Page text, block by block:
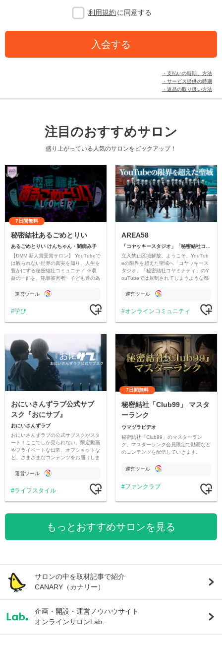
利用規約 に同意する
入会する
・支払いの時期、方法
・サービス提供の時期
・返品の取り扱い方法
注目のおすすめサロン
盛り上がっている人気のサロンをピックアップ！
7日間無料
秘密結社あるごめとりい
あるごめとりい けんちゃん・闇病み子
【DMM 新人賞受賞サロン】 YouTubeで
は観られない世界の真実を知り、人生を
豊かにする秘密結社コミュニティ ※収
益の一部を、犯罪被害者・子ども達の為
す運営ツール
学び
AREA58
立入禁止区域解放。ようこそ、YouTub
eの限界を超えた聖域へ「コヤッキース
タジオ」「秘密結社コヤミナティ」のY
ouTubeでは規制されてしまうような都
公開。
運営ツール
オンラインコミュニティ
おにいさんずラブ公式サブ
スク『おにサブ』
おにいさんずラブ
おにいさんずラブの公式サブスクがスタ
ート！ここでしか見られない、限定動画
やプライベートな日常、オフショットな
ど、さまざまなコンテンツをお届けしま
運営ツール
ライフスタイル
7日間無料
秘密結社「Club99」 マスタ
ーランク
ウマヅラビデオ
秘密結社「Club99」のマスターラン
ク。マスターランク会員限定で動画など
のコンテンツを配信していきます。
運営ツール
ファンクラブ
もっとおすすめサロンを見る
サロンの中を取材記事で紹介
CANARY（カナリー）
企画・開設・運営ノウハウサイト
オンラインサロンLab.